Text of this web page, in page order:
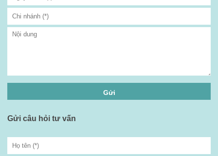
Gửi câu hỏi tư vấn